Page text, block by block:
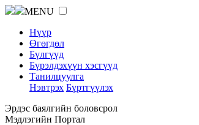
MENU
Нүүр
Өгөгдөл
Бүлгүүд
Бүрэлдэхүүн хэсгүүд
Танилцуулга
Нэвтрэх Бүртгүүлэх
Эрдэс баялгийн боловсрол
Мэдлэгийн Портал